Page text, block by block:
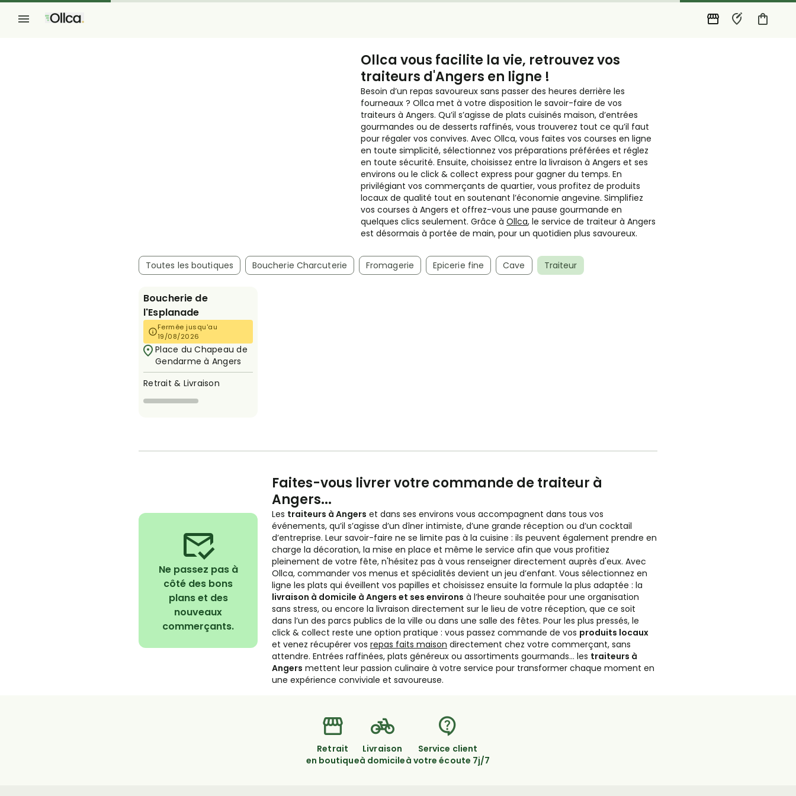
Ollca vous facilite la vie, retrouvez vos
traiteurs d'Angers en ligne !
Besoin d’un repas savoureux sans passer des heures derrière les
fourneaux ? Ollca met à votre disposition le savoir-faire de vos
traiteurs à Angers. Qu’il s’agisse de plats cuisinés maison, d’entrées
gourmandes ou de desserts raffinés, vous trouverez tout ce qu’il faut
pour régaler vos convives. Avec Ollca, vous faites vos courses en ligne
en toute simplicité, sélectionnez vos préparations préférées et réglez
en toute sécurité. Ensuite, choisissez entre la livraison à Angers et ses
environs ou le click & collect express pour gagner du temps. En
privilégiant vos commerçants de quartier, vous profitez de produits
locaux de qualité tout en soutenant l’économie angevine. Simplifiez
vos courses à Angers et offrez-vous une pause gourmande en
quelques clics seulement. Grâce à Ollca, le service de traiteur à Angers
est désormais à portée de main, pour un quotidien plus savoureux.
Toutes les boutiques Boucherie Charcuterie Fromagerie Epicerie fine Cave Traiteur
Boucherie de
l'Esplanade
Fermée jusqu'au
19/08/2026
Place du Chapeau de
Gendarme à Angers
Retrait & Livraison
Ne passez pas à
côté des bons
plans et des
nouveaux
commerçants.
Faites-vous livrer votre commande de traiteur à
Angers...
Les traiteurs à Angers et dans ses environs vous accompagnent dans tous vos
événements, qu’il s’agisse d’un dîner intimiste, d’une grande réception ou d’un cocktail
d’entreprise. Leur savoir-faire ne se limite pas à la cuisine : ils peuvent également prendre en
charge la décoration, la mise en place et même le service afin que vous profitiez
pleinement de votre fête, n'hésitez pas à vous renseigner directement auprès d'eux. Avec
Ollca, commander vos menus et spécialités devient un jeu d’enfant. Vous sélectionnez en
ligne les plats qui éveillent vos papilles et choisissez ensuite la formule la plus adaptée : la
livraison à domicile à Angers et ses environs à l’heure souhaitée pour une organisation
sans stress, ou encore la livraison directement sur le lieu de votre réception, que ce soit
dans l’un des parcs publics de la ville ou dans une salle des fêtes. Pour les plus pressés, le
click & collect reste une option pratique : vous passez commande de vos produits locaux
et venez récupérer vos repas faits maison directement chez votre commerçant, sans
attendre. Entrées raffinées, plats généreux ou assortiments gourmands… les traiteurs à
Angers mettent leur passion culinaire à votre service pour transformer chaque moment en
une expérience conviviale et savoureuse.
Retrait
en boutique
Livraison
à domicile
Service client
à votre écoute 7j/7